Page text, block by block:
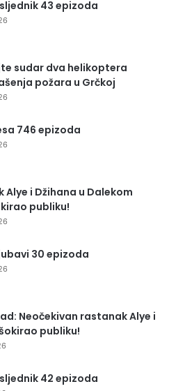
43 epizoda
sudar dva helikoptera
požara u Grčkoj
746 epizoda
Alye i Džihana u Dalekom
publiku!
30 epizoda
Neočekivan rastanak Alye i
publiku!
42 epizoda